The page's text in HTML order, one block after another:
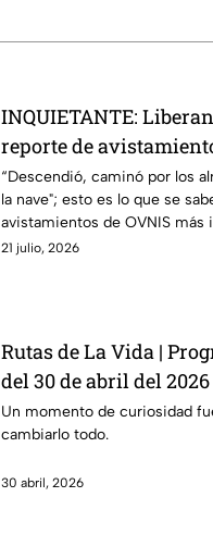
INQUIETANTE:
reporte de
descenso de un ser
“Descendió, caminó por los
la nave"; esto es lo que se
avistamientos de OVNIS más
21 julio, 2026
Rutas de La Vida |
del 30 de abril del 2026
Un momento de curiosidad
cambiarlo todo.
30 abril, 2026